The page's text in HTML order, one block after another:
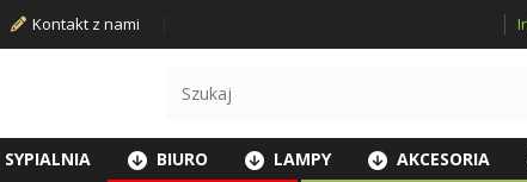
Kontakt z nami
SYPIALNIA BIURO LAMPY AKCESORIA